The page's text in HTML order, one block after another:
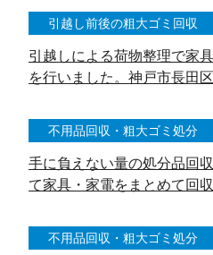
引越し前後の粗大ゴミ回収
引越しによる荷物整理で家
を行いました。神戸市長田区
不用品回収・粗大ゴミ処分
手に負えない量の処分品回
て家具・家電をまとめて回収
不用品回収・粗大ゴミ処分